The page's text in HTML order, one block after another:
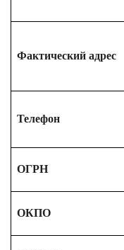
Фактический адрес
Телефон
ОГРН
ОКПО